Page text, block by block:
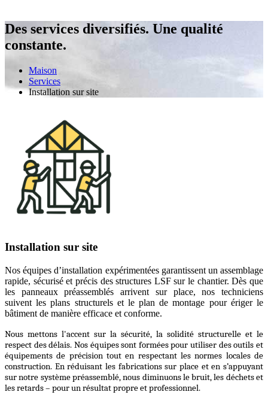
Des services diversifiés. Une qualité
constante.
Maison
Services
Installation sur site
Installation sur site
Nos équipes d’installation expérimentées garantissent un assemblage
rapide, sécurisé et précis des structures LSF sur le chantier. Dès que
les panneaux préassemblés arrivent sur place, nos techniciens
suivent les plans structurels et le plan de montage pour ériger le
bâtiment de manière efficace et conforme.
Nous mettons l'accent sur la sécurité, la solidité structurelle et le
respect des délais. Nos équipes sont formées pour utiliser des outils et
équipements de précision tout en respectant les normes locales de
construction. En réduisant les fabrications sur place et en s’appuyant
sur notre système préassemblé, nous diminuons le bruit, les déchets et
les retards – pour un résultat propre et professionnel.